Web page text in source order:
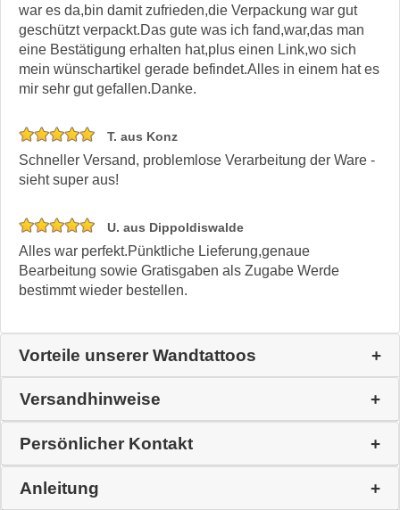
war es da,bin damit zufrieden,die Verpackung war gut
geschützt verpackt.Das gute was ich fand,war,das man
eine Bestätigung erhalten hat,plus einen Link,wo sich
mein wünschartikel gerade befindet.Alles in einem hat es
mir sehr gut gefallen.Danke.
T. aus Konz
Schneller Versand, problemlose Verarbeitung der Ware -
sieht super aus!
U. aus Dippoldiswalde
Alles war perfekt.Pünktliche Lieferung,genaue
Bearbeitung sowie Gratisgaben als Zugabe Werde
bestimmt wieder bestellen.
Vorteile unserer Wandtattoos
Versandhinweise
Persönlicher Kontakt
Anleitung